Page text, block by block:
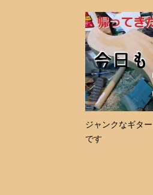
ジャンクなギタ
です